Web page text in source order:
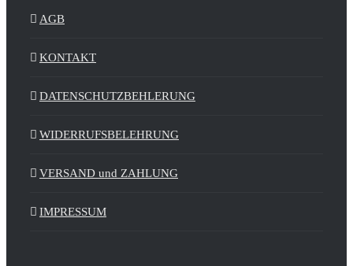
AGB
KONTAKT
DATENSCHUTZBEHLERUNG
WIDERRUFSBELEHRUNG
VERSAND und ZAHLUNG
IMPRESSUM